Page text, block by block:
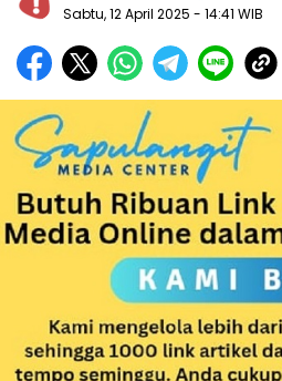
Sabtu, 12 April 2025 - 14:41 WIB